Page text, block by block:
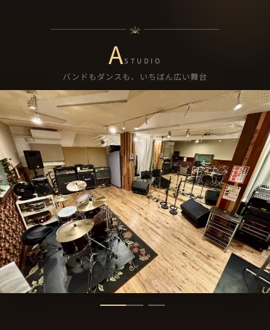
ASTUDIO
バンドもダンスも、いちばん広い舞台